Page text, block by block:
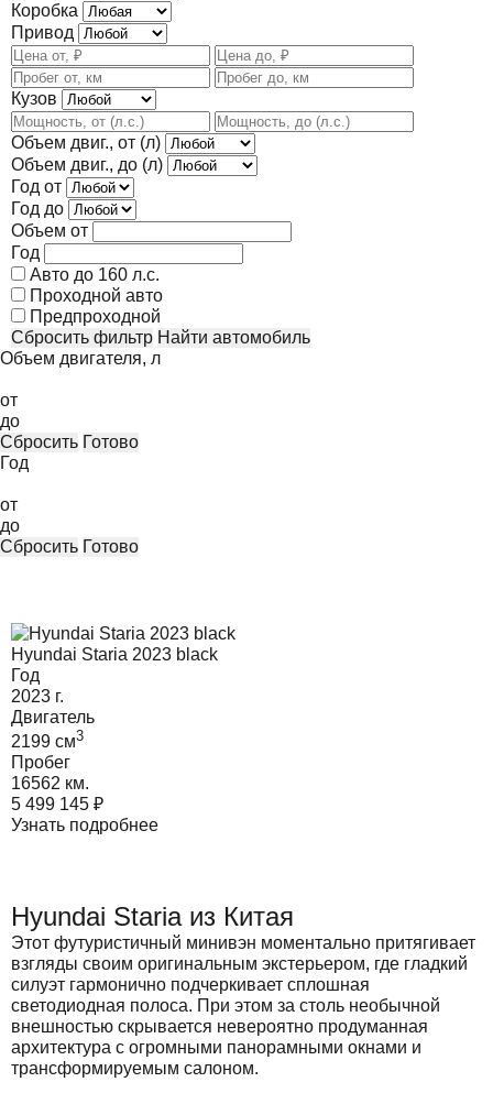
Коробка
Привод
Кузов
Объем двиг., от (л)
Объем двиг., до (л)
Год от
Год до
Объем от
Год
Авто до 160 л.с.
Проходной авто
Предпроходной
Сбросить фильтр
Найти автомобиль
Объем двигателя, л
от
до
Сбросить Готово
Год
от
до
Сбросить Готово
Hyundai Staria 2023 black
Год
2023 г.
Двигатель
2199 cм3
Пробег
16562 км.
5 499 145 ₽
Узнать подробнее
Hyundai Staria из Китая
Этот футуристичный минивэн моментально притягивает
взгляды своим оригинальным экстерьером, где гладкий
силуэт гармонично подчеркивает сплошная
светодиодная полоса. При этом за столь необычной
внешностью скрывается невероятно продуманная
архитектура с огромными панорамными окнами и
трансформируемым салоном.